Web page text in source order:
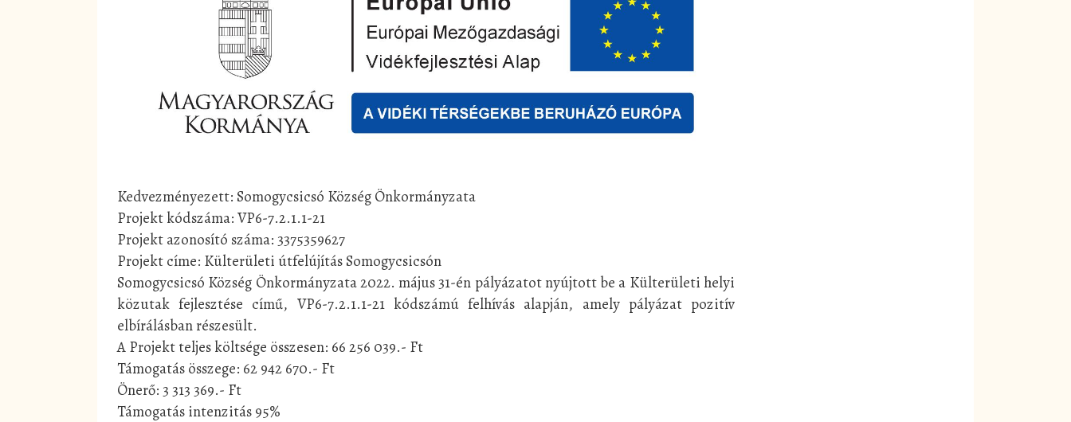
Kedvezményezett: Somogycsicsó Község Önkormányzata
Projekt kódszáma: VP6-7.2.1.1-21
Projekt azonosító száma: 3375359627
Projekt címe: Külterületi útfelújítás Somogycsicsón
Somogycsicsó Község Önkormányzata 2022. május 31-én pályázatot nyújtott be a Külterületi helyi
közutak fejlesztése című, VP6-7.2.1.1-21 kódszámú felhívás alapján, amely pályázat pozitív
elbírálásban részesült.
A Projekt teljes költsége összesen: 66 256 039.- Ft
Támogatás összege: 62 942 670.- Ft
Önerő: 3 313 369.- Ft
Támogatás intenzitás 95%